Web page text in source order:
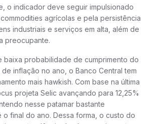
o indicador deve seguir impulsionado
agrícolas e pela persistência
industriais e serviços em alta, além de
preocupante.
baixa probabilidade de cumprimento do
inflação no ano, o Banco Central tem
mais hawkish. Com base na última
projeta Selic avançando para 12,25%
nesse patamar bastante
o final do ano. Dessa forma, o custo do